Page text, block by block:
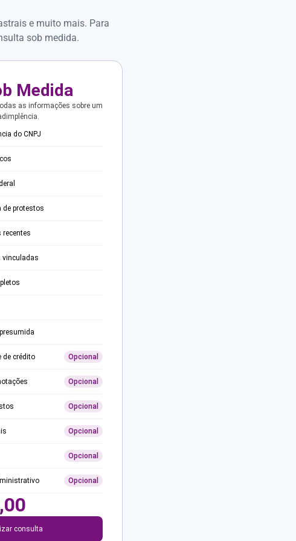
e muito mais. Para
sob medida.
Medida
as informações sobre um
do CNPJ
de protestos
recentes
vinculadas
de crédito Opcional
Opcional
Opcional
Opcional
Opcional
Opcional
consulta